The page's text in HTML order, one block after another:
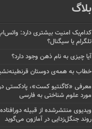
بلاگ
کدام‌یک امنیت بیشتری دارد:
تلگرام یا سیگنال؟
آیا چیزی به نام ذهن وجود دارد؟
خطاب به همه‌ی دوستان
معرفی «کاگنتیو کست»، پادکستی
مورد علوم شناختی به فارسی
ویدیوی منتشرشده از قبیله
روند جنگل‌زدایی در آمازون می‌گوید